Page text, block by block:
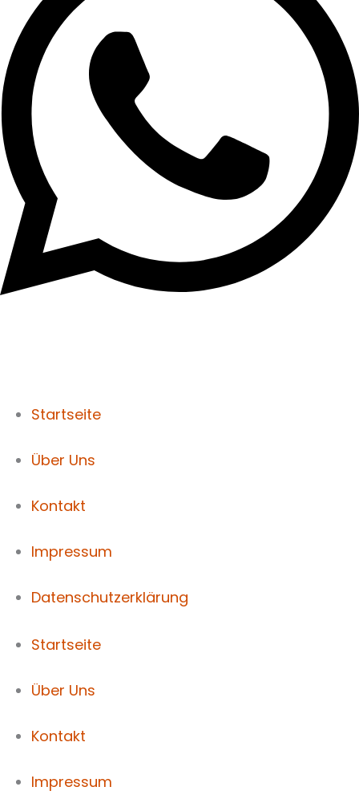
Startseite
Über Uns
Kontakt
Impressum
Datenschutzerklärung
Startseite
Über Uns
Kontakt
Impressum